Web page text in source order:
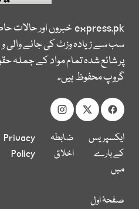
express.pkخبروں اور حالات
سب سے زیادہ وزٹ کی جانے
پر شائع شدہ تمام مواد کے جملہ
گروپ محفوظ ہیں۔
ایکسپریس
کے بارے
میں
ضابطہ
اخلاق
Privacy
Policy
صفحۂ اول